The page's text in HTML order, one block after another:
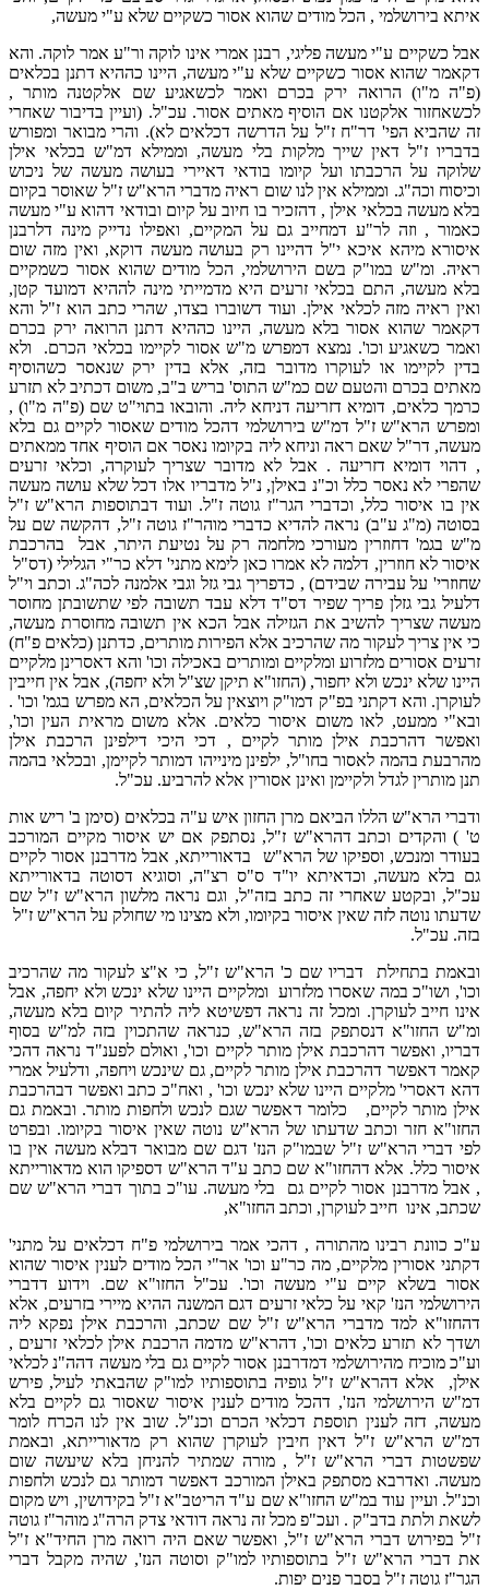
איתא בירושלמי , הכל מודים שהוא אסור כשקיים שלא ע"י מעשה,
אבל כשקיים ע"י מעשה פליגי, רבנן אמרי אינו לוקה ור"ע אמר לוקה. והא
דקאמר שהוא אסור כשקיים שלא ע"י מעשה, היינו כההיא דתנן בכלאים
(פ"ה מ"ו) הרואה ירק בכרם ואמר לכשאגיע שם אלקטנה מותר ,
לכשאחזור אלקטנו אם הוסיף מאתים אסור. עכ"ל. (ועיין בדיבור שאחרי
זה שהביא הפי' דר"ח ז"ל על הדרשה דכלאים לא). והרי מבואר ומפורש
בדבריו ז"ל דאין שייך מלקות בלי מעשה, וממילא דמ"ש בכלאי אילן
שלוקה על הרכבתו ועל קיומו בודאי דאיירי בעושה מעשה של ניכוש
וכיסוח וכה"ג. וממילא אין לנו שום ראיה מדברי הרא"ש ז"ל שאוסר בקיום
בלא מעשה בכלאי אילן , דהזכיר בו חיוב על קיום ובודאי דהוא ע"י מעשה
כאמור , וזה לר"ע דמחייב גם על המקיים, ואפילו נדייק מינה דלרבנן
איסורא מיהא איכא י"ל דהיינו רק בעושה מעשה דוקא, ואין מזה שום
ראיה. ומ"ש במו"ק בשם הירושלמי, הכל מודים שהוא אסור כשמקיים
בלא מעשה, התם בכלאי זרעים היא מדמייתי מינה לההיא דמועד קטן,
ואין ראיה מזה לכלאי אילן. ועוד דשוברו בצדו, שהרי כתב הוא ז"ל והא
דקאמר שהוא אסור בלא מעשה, היינו כההיא דתנן הרואה ירק בכרם
ואמר כשאגיע וכו'. נמצא דמפרש מ"ש אסור לקיימו בכלאי הכרם. ולא
בדין לקיימו או לעוקרו מדובר בזה, אלא בדין ירק שנאסר כשהוסיף
מאתים בכרם והטעם שם כמ"ש התוס' בריש ב"ב, משום דכתיב לא תזרע
כרמך כלאים, דומיא דזריעה דניחא ליה. והובאו בתוי"ט שם (פ"ה מ"ו) ,
ומפרש הרא"ש ז"ל דמ"ש בירושלמי דהכל מודים שאסור לקיים גם בלא
מעשה, דר"ל שאם ראה וניחא ליה בקיומו נאסר אם הוסיף אחד ממאתים
, דהוי דומיא דזריעה . אבל לא מדובר שצריך לעוקרה, וכלאי זרעים
שהפרי לא נאסר כלל וכ"נ באילן, נ"ל מדבריו אלו דכל שלא עושה מעשה
אין בו איסור כלל, וכדברי הגר"ז גוטה ז"ל. ועוד דבתוספות הרא"ש ז"ל
בסוטה (מ"ג ע"ב) נראה להדיא כדברי מוהר"ז גוטה ז"ל, דהקשה שם על
מ"ש בגמ' דחוזרין מעורכי מלחמה רק על נטיעת היתר, אבל בהרכבת
איסור לא חוזרין, דלמה לא אמרו כאן לימא מתני' דלא כר"י הגלילי (דס"ל
שחוזרי' על עבירה שבידם) , כדפריך גבי גזל וגבי אלמנה לכה"ג. וכתב וי"ל
דלעיל גבי גזלן פריך שפיר דס"ד דלא עבד תשובה לפי שתשובתן מחוסר
מעשה שצריך להשיב את הגזילה אבל הכא אין תשובה מחוסרת מעשה,
כי אין צריך לעקור מה שהרכיב אלא הפירות מותרים, כדתנן (כלאים פ"ח)
זרעים אסורים מלזרוע ומלקיים ומותרים באכילה וכו' והא דאסרינן מלקיים
היינו שלא ינכש ולא יחפור, (החזו"א תיקן שצ"ל ולא יחפה), אבל אין חייבין
לעוקרן. והא דקתני בפ"ק דמו"ק ויוצאין על הכלאים, הא מפרש בגמ' וכו' .
ובא"י ממעט, לאו משום איסור כלאים. אלא משום מראית העין וכו',
ואפשר דהרכבת אילן מותר לקיים , דכי היכי דילפינן הרכבת אילן
מהרבעת בהמה לאסור בחו"ל, ילפינן מינייהו דמותר לקיימן, ובכלאי בהמה
תנן מותרין לגדל ולקיימן ואינן אסורין אלא להרביע. עכ"ל.
ודברי הרא"ש הללו הביאם מרן החזון איש ע"ה בכלאים (סימן ב' ריש אות
ט' ) והקדים וכתב דהרא"ש ז"ל, נסתפק אם יש איסור מקיים המורכב
בעודר ומנכש, וספיקו של הרא"ש בדאורייתא, אבל מדרבנן אסור לקיים
גם בלא מעשה, וכדאיתא יו"ד ס"ס רצ"ה, וסוגיא דסוטה בדאורייתא
עכ"ל, ובקטע שאחרי זה כתב בזה"ל, וגם נראה מלשון הרא"ש ז"ל שם
שדעתו נוטה לזה שאין איסור בקיומו, ולא מצינו מי שחולק על הרא"ש ז"ל
בזה. עכ"ל.
ובאמת בתחילת דבריו שם כ' הרא"ש ז"ל, כי א"צ לעקור מה שהרכיב
וכו', ושו"כ במה שאסרו מלזרוע ומלקיים היינו שלא ינכש ולא יחפה, אבל
אינו חייב לעוקרן. ומכל זה נראה דפשיטא ליה להתיר קיום בלא מעשה,
ומ"ש החזו"א דנסתפק בזה הרא"ש, כנראה שהתכוין בזה למ"ש בסוף
דבריו, ואפשר דהרכבת אילן מותר לקיים וכו', ואולם לפענ"ד נראה דהכי
קאמר דאפשר דהרכבת אילן מותר לקיים, גם שינכש ויחפה, ודלעיל אמרי
דהא דאסרי' מלקיים היינו שלא ינכש וכו' , ואח"כ כתב ואפשר דבהרכבת
אילן מותר לקיים, כלומר דאפשר שגם לנכש ולחפות מותר. ובאמת גם
החזו"א חזר וכתב שדעתו של הרא"ש נוטה שאין איסור בקיומו. ובפרט
לפי דברי הרא"ש ז"ל שבמו"ק הנז' דגם שם מבואר דבלא מעשה אין בו
איסור כלל. אלא דהחזו"א שם כתב ע"ד הרא"ש דספיקו הוא מדאורייתא
, אבל מדרבנן אסור לקיים גם בלי מעשה. עו"כ בתוך דברי הרא"ש שם
שכתב, אינו חייב לעוקרן, וכתב החזו"א,
ע"כ כוונת רבינו מהתורה , דהכי אמר בירושלמי פ"ח דכלאים על מתני'
דקתני אסורין מלקיים, מה כר"ע וכו' אר"י הכל מודים לענין איסור שהוא
אסור בשלא קיים ע"י מעשה וכו'. עכ"ל החזו"א שם. וידוע דדברי
הירושלמי הנז' קאי על כלאי זרעים דגם המשנה ההיא מיירי בזרעים, אלא
דהחזו"א למד מדברי הרא"ש ז"ל שם שכתב, והרכבת אילן נפקא ליה
ושדך לא תזרע כלאים וכו', דהרא"ש מדמה הרכבת אילן לכלאי זרעים ,
וע"כ מוכיח מהירושלמי דמדרבנן אסור לקיים גם בלי מעשה דהה"נ לכלאי
אילן, אלא דהרא"ש ז"ל גופיה בתוספותיו למו"ק שהבאתי לעיל, פירש
דמ"ש הירושלמי הנז', דהכל מודים לענין איסור שאסור גם לקיים בלא
מעשה, דזה לענין תוספת דכלאי הכרם וכנ"ל. שוב אין לנו הכרח לומר
דמ"ש הרא"ש ז"ל דאין חיבין לעוקרן שהוא רק מדאורייתא, ובאמת
שפשטות דברי הרא"ש ז"ל , מורה שמתיר להניחן בלא שיעשה שום
מעשה. ואדרבא מסתפק באילן המורכב דאפשר דמותר גם לנכש ולחפות
וכנ"ל. ועיין עוד במ"ש החזו"א שם ע"ד הריטב"א ז"ל בקידושין, ויש מקום
לשאת ולתת בדב"ק . ועכ"פ מכל זה נראה דודאי צדק הרה"ג מוהר"ז גוטה
ז"ל בפירוש דברי הרא"ש ז"ל, ואפשר שאם היה רואה מרן החיד"א ז"ל
את דברי הרא"ש ז"ל בתוספותיו למו"ק וסוטה הנז', שהיה מקבל דברי
הגר"ז גוטה ז"ל בסבר פנים יפות.